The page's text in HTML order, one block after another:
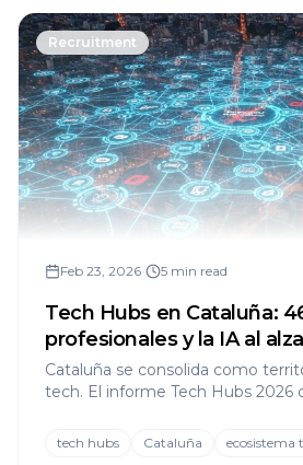
Recruitment
Feb 23, 2026 5 min read
Tech Hubs en Cataluña:
profesionales y la IA al alza
Cataluña se consolida como
tech. El informe Tech Hubs 2026
tech hubs Cataluña ecosistema